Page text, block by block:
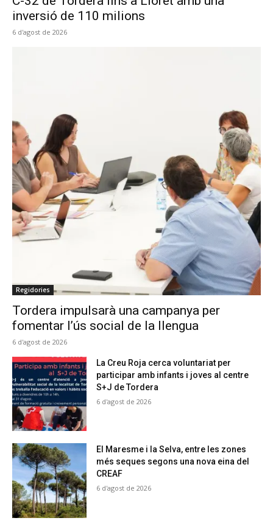
inversió de 110 milions
6 d'agost de 2026
Regidories
Tordera impulsarà una campanya per
fomentar l’ús social de la llengua
6 d'agost de 2026
La Creu Roja cerca voluntariat per
participar amb infants i joves al centre
S+J de Tordera
6 d'agost de 2026
El Maresme i la Selva, entre les zones
més seques segons una nova eina del
CREAF
6 d'agost de 2026